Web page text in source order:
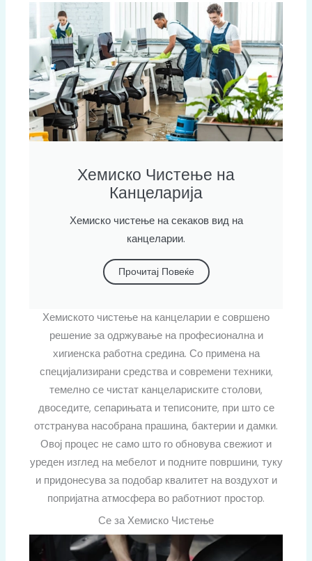
Хемиско Чистење на
Канцеларија
Хемиско чистење на секаков вид на
канцеларии.
Прочитај Повеќе
Хемиското чистење на канцеларии е совршено
решение за одржување на професионална и
хигиенска работна средина. Со примена на
специјализирани средства и современи техники,
темелно се чистат канцелариските столови,
двоседите, сепарињата и теписоните, при што се
отстранува насобрана прашина, бактерии и дамки.
Овој процес не само што го обновува свежиот и
уреден изглед на мебелот и подните површини, туку
и придонесува за подобар квалитет на воздухот и
попријатна атмосфера во работниот простор.
Се за Хемиско Чистење